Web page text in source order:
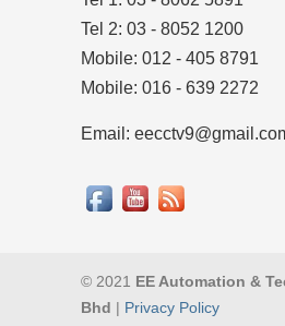
Tel 2: 03 - 8052 1200
Mobile: 012 - 405 8791
Mobile: 016 - 639 2272
Email:
© 2021 EE Automation &
Bhd | Privacy Policy